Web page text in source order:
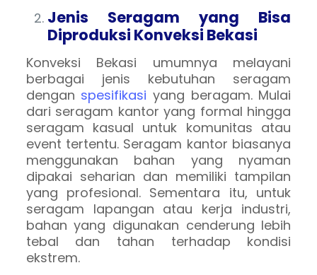
Jenis Seragam yang Bisa
Diproduksi Konveksi Bekasi
Konveksi Bekasi umumnya melayani
berbagai jenis kebutuhan seragam
dengan spesifikasi yang beragam. Mulai
dari seragam kantor yang formal hingga
seragam kasual untuk komunitas atau
event tertentu. Seragam kantor biasanya
menggunakan bahan yang nyaman
dipakai seharian dan memiliki tampilan
yang profesional. Sementara itu, untuk
seragam lapangan atau kerja industri,
bahan yang digunakan cenderung lebih
tebal dan tahan terhadap kondisi
ekstrem.